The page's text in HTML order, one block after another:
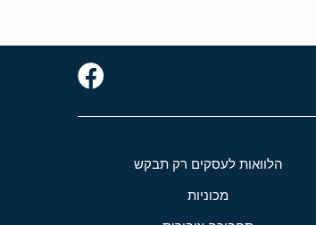
הלוואות לעסקים רק תבקש
מכוניות